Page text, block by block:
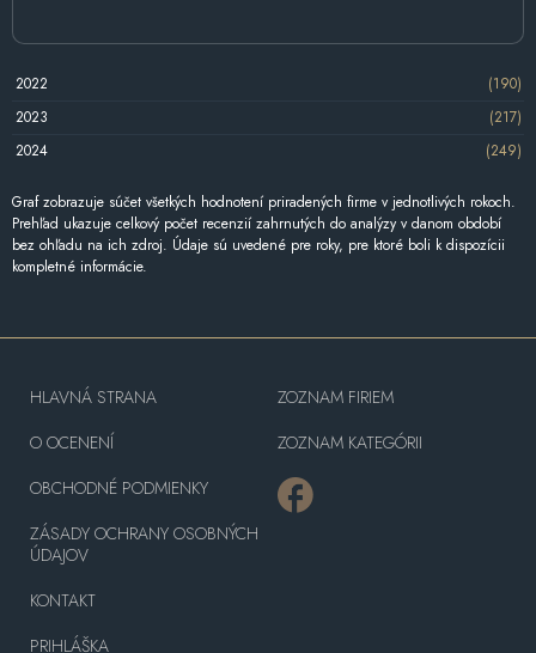
2022
(190)
2023
(217)
2024
(249)
Graf zobrazuje súčet všetkých hodnotení priradených firme v jednotlivých rokoch.
Prehľad ukazuje celkový počet recenzií zahrnutých do analýzy v danom období
bez ohľadu na ich zdroj. Údaje sú uvedené pre roky, pre ktoré boli k dispozícii
kompletné informácie.
HLAVNÁ STRANA
O OCENENÍ
OBCHODNÉ PODMIENKY
ZÁSADY OCHRANY OSOBNÝCH
ÚDAJOV
KONTAKT
PRIHLÁŠKA
ZOZNAM FIRIEM
ZOZNAM KATEGÓRII